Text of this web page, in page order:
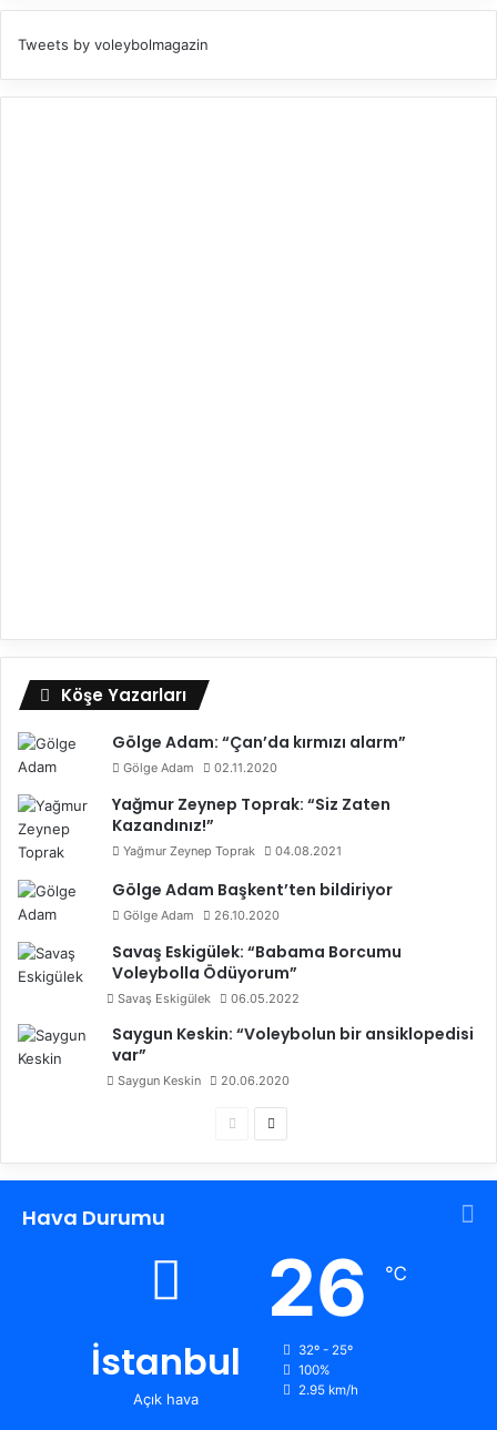
Tweets by voleybolmagazin
Köşe Yazarları
Gölge Adam: “Çan’da kırmızı alarm”
Gölge Adam 02.11.2020
Yağmur Zeynep Toprak: “Siz Zaten
Kazandınız!”
Yağmur Zeynep Toprak 04.08.2021
Gölge Adam Başkent’ten bildiriyor
Gölge Adam 26.10.2020
Savaş Eskigülek: “Babama Borcumu
Voleybolla Ödüyorum”
Savaş Eskigülek 06.05.2022
Saygun Keskin: “Voleybolun bir ansiklopedisi
var”
Saygun Keskin 20.06.2020
c
y
n
k
i
Hava Durumu
İstanbul
Açık hava
26 ℃
32º - 25º
100%
2.95 km/h